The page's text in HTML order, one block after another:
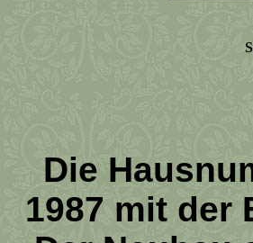
Die
1987 mit der